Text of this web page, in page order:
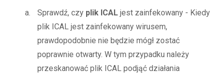
Sprawdź, czy plik ICAL jest zainfekowany - Kiedy
plik ICAL jest zainfekowany wirusem,
prawdopodobnie nie będzie mógł zostać
poprawnie otwarty. W tym przypadku należy
przeskanować plik ICAL podjąć działania